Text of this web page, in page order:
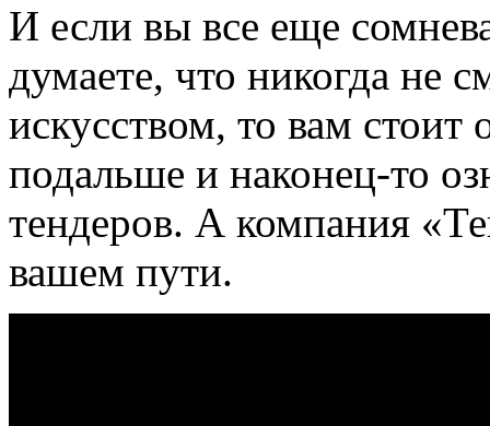
И если вы все еще
думаете, что никогда не
искусством, то вам стоит
подальше и наконец-то
тендеров. А компания
вашем пути.